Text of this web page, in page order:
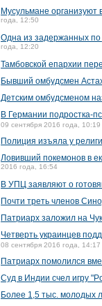
Мусульмане
года, 12:50
Одна из задержанных
года, 12:20
Тамбовской епархии
Бывший омбудсмен
Детским омбудсменом
В Германии подростка-
09 сентября 2016 года, 10:19
Полиция изъяла у
Ловивший покемонов в
2016 года, 16:54
В УПЦ заявляют о
Почти треть членов
Патриарх заложил на
Четверть украинцев
08 сентября 2016 года, 14:17
Патриарх помолился
Суд в Индии счел игру
Более 1,5 тыс. молодых